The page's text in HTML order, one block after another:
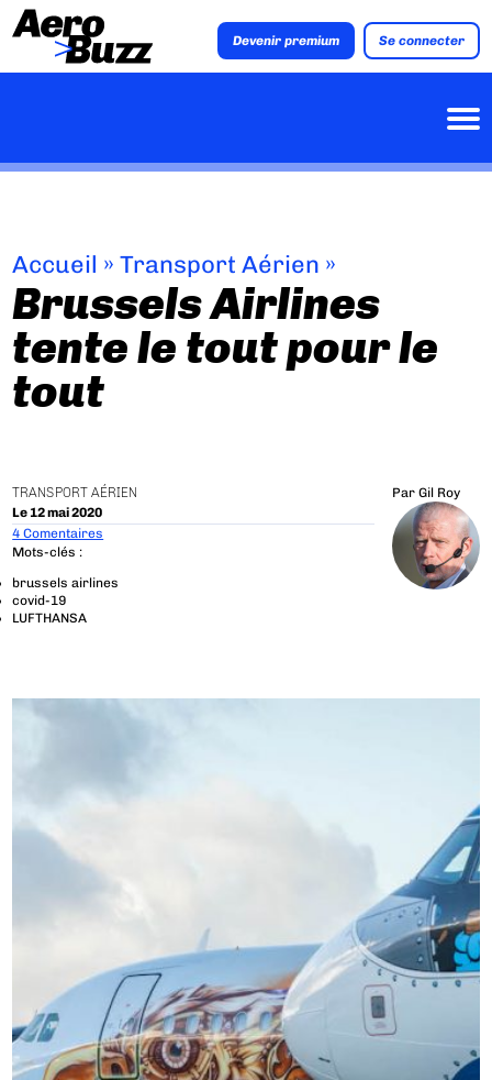
Devenir premium Se connecter
Accueil »Transport Aérien »
Brussels Airlines
tente le tout pour le
tout
TRANSPORT AÉRIEN
Le 12 mai 2020
Par Gil Roy
4 Comentaires
Mots-clés :
brussels airlines
covid-19
LUFTHANSA